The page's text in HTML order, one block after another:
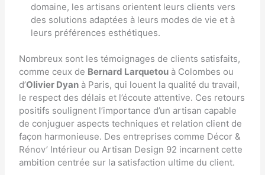
domaine, les artisans orientent leurs clients vers
des solutions adaptées à leurs modes de vie et à
leurs préférences esthétiques.
Nombreux sont les témoignages de clients satisfaits,
comme ceux de Bernard Larquetou à Colombes ou
d’Olivier Dyan à Paris, qui louent la qualité du travail,
le respect des délais et l’écoute attentive. Ces retours
positifs soulignent l’importance d’un artisan capable
de conjuguer aspects techniques et relation client de
façon harmonieuse. Des entreprises comme Décor &
Rénov’ Intérieur ouArtisan Design 92 incarnent cette
ambition centrée sur la satisfaction ultime du client.